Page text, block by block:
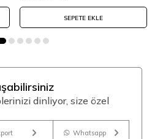
SEPETE EKLE
dinliyor, size özel
Whatsapp